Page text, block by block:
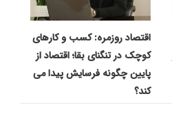
اقتصاد روزمره: کسب‌ و کارهای
کوچک در تنگنای بقا؛ اقتصاد از
پایین چگونه فرسایش پیدا می
کند؟